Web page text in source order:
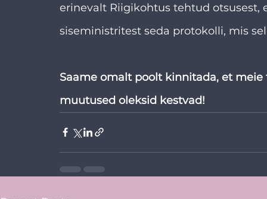
erinevalt Riigikohtus tehtud
siseministritest seda protokolli, mis
Saame omalt poolt kinnitada, et
muutused oleksid kestvad!